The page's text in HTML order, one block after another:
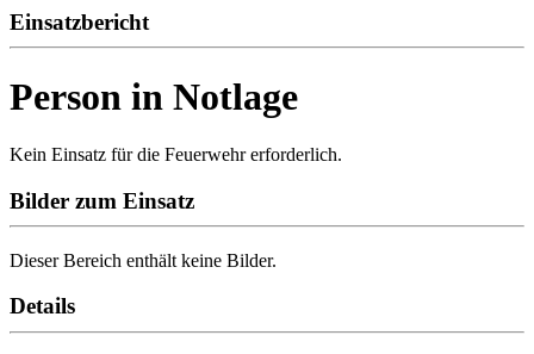
Einsatzbericht
Person in Notlage
Kein Einsatz für die Feuerwehr erforderlich.
Bilder zum Einsatz
Dieser Bereich enthält keine Bilder.
Details